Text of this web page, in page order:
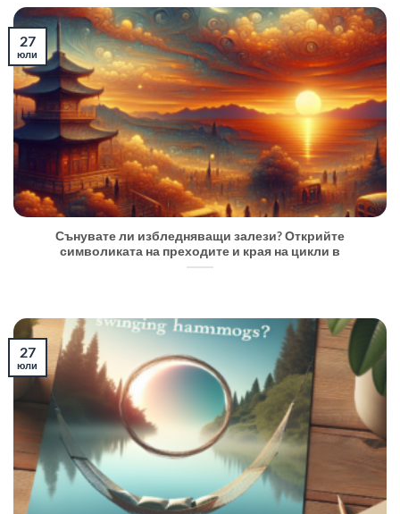
Сънувате ли избледняващи залези? Открийте
символиката на преходите и края на цикли в
27
юли
27
юли